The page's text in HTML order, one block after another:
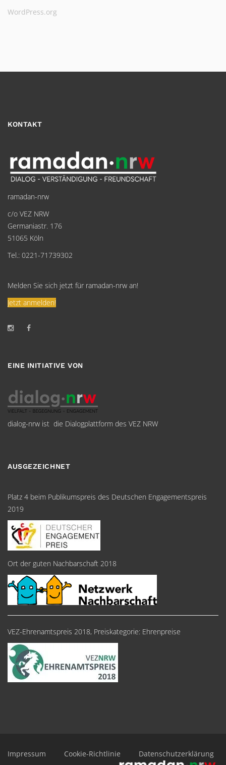
WordPress.org
KONTAKT
ramadan-nrw
c/o VEZ NRW
Germaniastr. 176
51065 Köln
Tel.: 0221-71739302
Melden Sie sich jetzt für ramadan-nrw an!
Jetzt anmelden!
EINE INITIATIVE VON
dialog-nrw ist die Dialogplattform des VEZ NRW
AUSGEZEICHNET
Platz 4 beim Publikumspreis des Deutschen Engagementspreis
2019
Ort der guten Nachbarschaft 2018
VEZ-Ehrenamtspreis 2018, Preiskategorie: Ehrenpreise
Impressum Cookie-Richtlinie Datenschutzerklärung